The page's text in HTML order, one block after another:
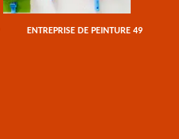
ENTREPRISE DE PEINTURE 49